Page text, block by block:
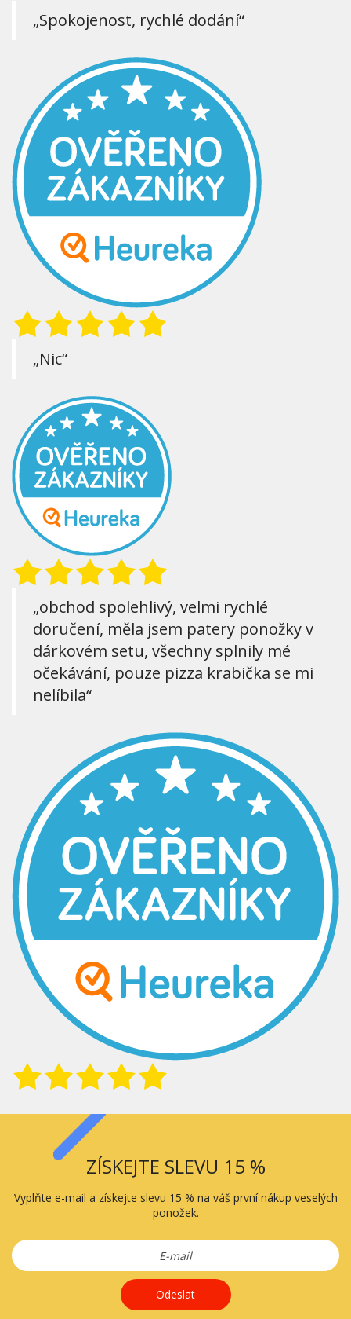
„Spokojenost, rychlé dodání“
„Nic“
„obchod spolehlivý, velmi rychlé
doručení, měla jsem patery ponožky v
dárkovém setu, všechny splnily mé
očekávání, pouze pizza krabička se mi
nelíbila“
ZÍSKEJTE SLEVU 15 %
Vyplňte e-mail a získejte slevu 15 % na váš první nákup veselých
ponožek.
Odeslat